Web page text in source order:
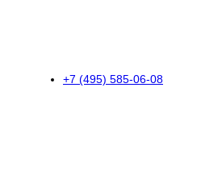
+7 (495) 585-06-08